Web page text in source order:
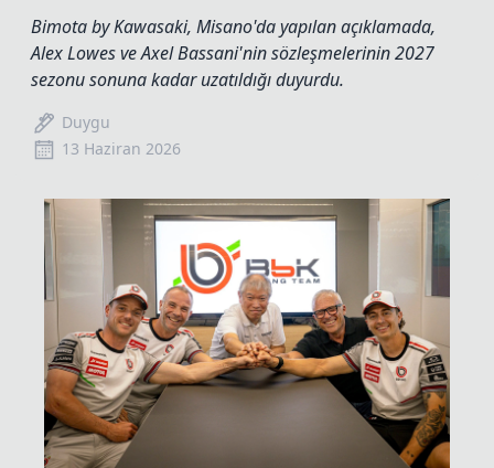
Bimota by Kawasaki, Misano'da yapılan açıklamada,
Alex Lowes ve Axel Bassani'nin sözleşmelerinin 2027
sezonu sonuna kadar uzatıldığı duyurdu.
Duygu
13 Haziran 2026